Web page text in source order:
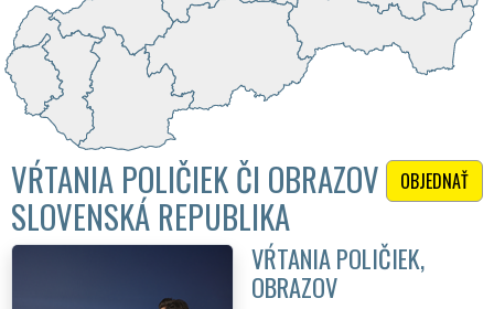
OBJEDNAŤ
VŔTANIA POLIČIEK ČI OBRAZOV
SLOVENSKÁ REPUBLIKA
VŔTANIA POLIČIEK,
OBRAZOV